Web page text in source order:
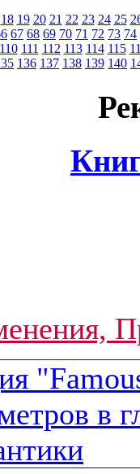
18 19 20 21 22 23 24 25
67 68 69 70 71 72 73 74
110 111 112 113 114 115
136 137 138 139 140